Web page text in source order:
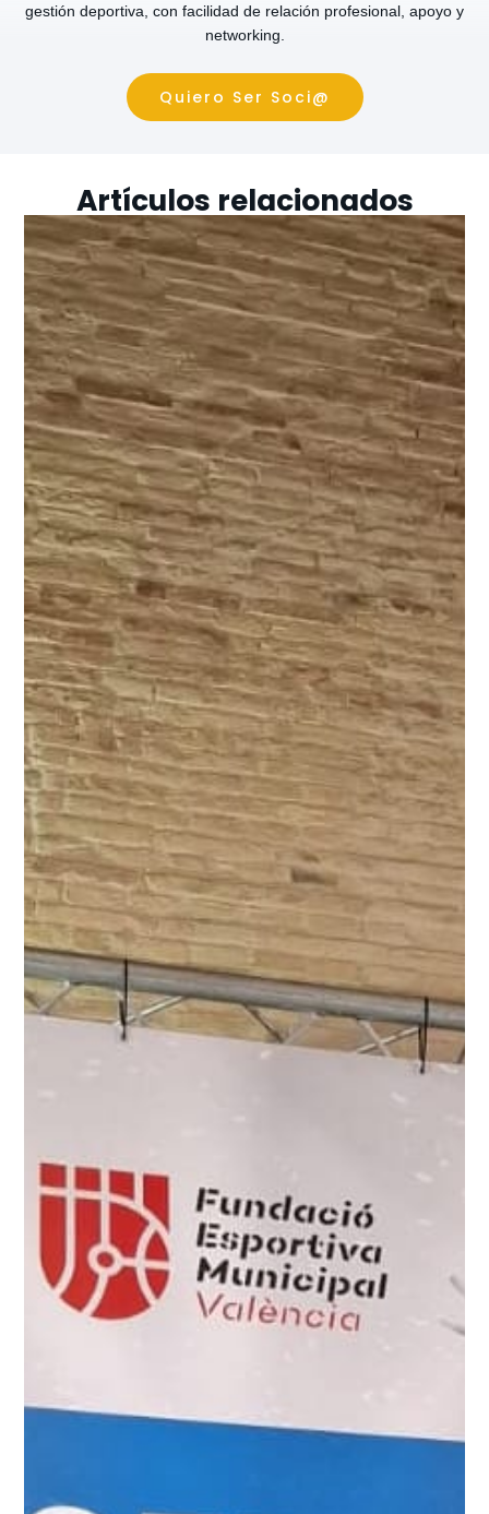
gestión deportiva, con facilidad de relación profesional, apoyo y
networking.
Quiero Ser Soci@
Artículos relacionados